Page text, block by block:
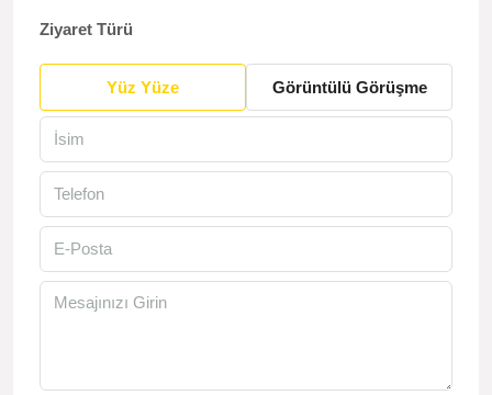
Ziyaret Türü
Yüz Yüze Görüntülü Görüşme